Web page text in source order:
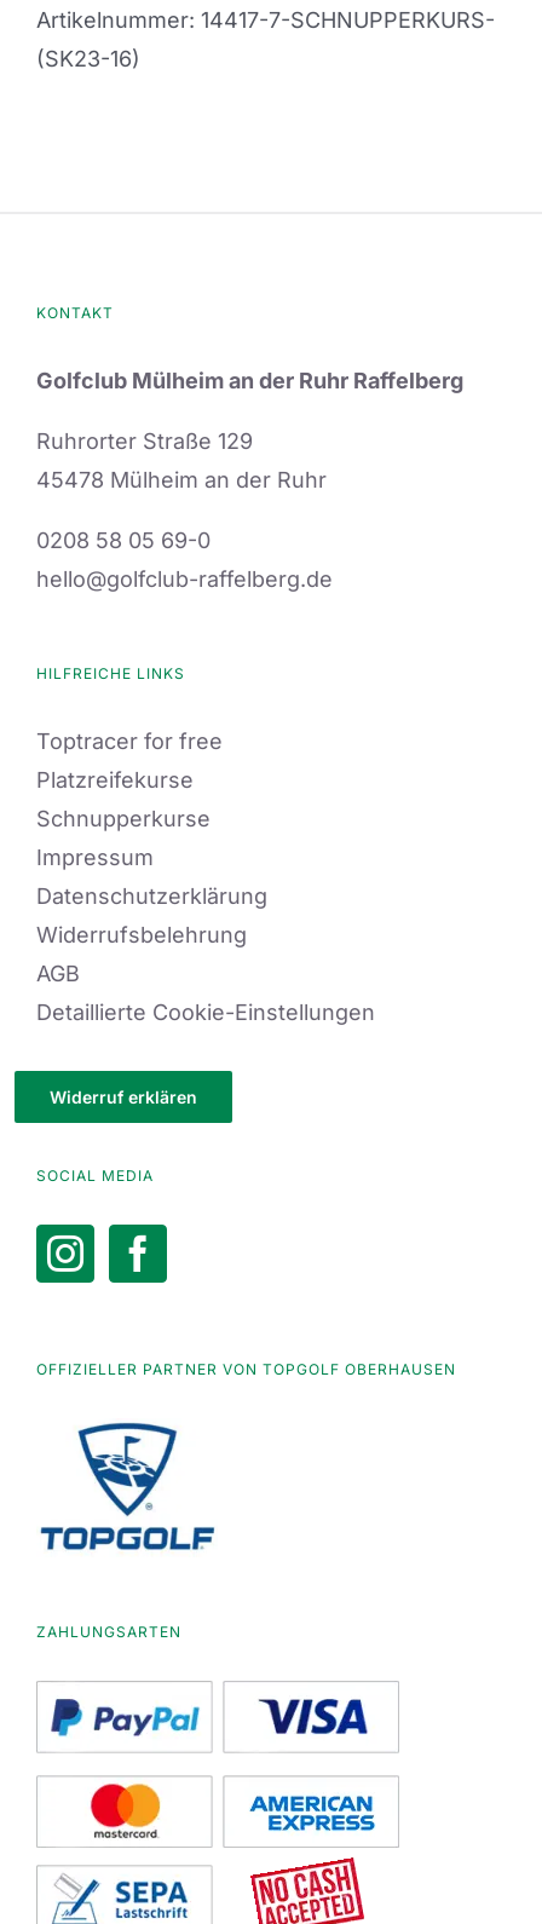
Menge
Artikelnummer: 14417-7-SCHNUPPERKURS-
(SK23-16)
KONTAKT
Golfclub Mülheim an der Ruhr Raffelberg
Ruhrorter Straße 129
45478 Mülheim an der Ruhr
0208 58 05 69-0
hello@golfclub-raffelberg.de
HILFREICHE LINKS
Toptracer for free
Platzreifekurse
Schnupperkurse
Impressum
Datenschutzerklärung
Widerrufsbelehrung
AGB
Detaillierte Cookie-Einstellungen
Widerruf erklären
SOCIAL MEDIA
OFFIZIELLER PARTNER VON TOPGOLF OBERHAUSEN
ZAHLUNGSARTEN